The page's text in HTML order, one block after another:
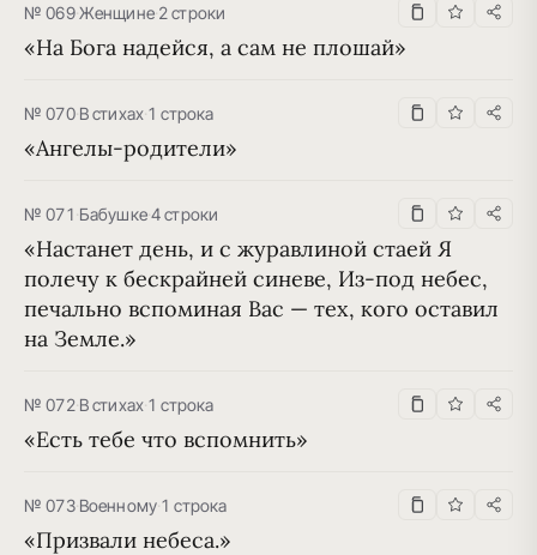
№ 069·Женщине·2 строки
«На Бога надейся, а сам не плошай»
№ 070·В стихах·1 строка
«Ангелы-родители»
№ 071·Бабушке·4 строки
«Настанет день, и с журавлиной стаей Я
полечу к бескрайней синеве, Из-под небес,
печально вспоминая Вас — тех, кого оставил
на Земле.»
№ 072·В стихах·1 строка
«Есть тебе что вспомнить»
№ 073·Военному·1 строка
«Призвали небеса.»